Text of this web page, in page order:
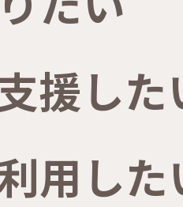
援した
用した